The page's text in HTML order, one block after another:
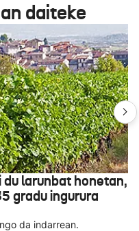
daiteke
larunbat honetan,
gradu ingurura
da indarrean.